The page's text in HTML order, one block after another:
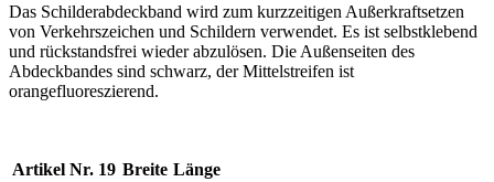
Das Schilderabdeckband wird zum kurzzeitigen Außerkraftsetzen
von Verkehrszeichen und Schildern verwendet. Es ist selbstklebend
und rückstandsfrei wieder abzulösen. Die Außenseiten des
Abdeckbandes sind schwarz, der Mittelstreifen ist
orangefluoreszierend.
Artikel Nr. 19 Breite Länge